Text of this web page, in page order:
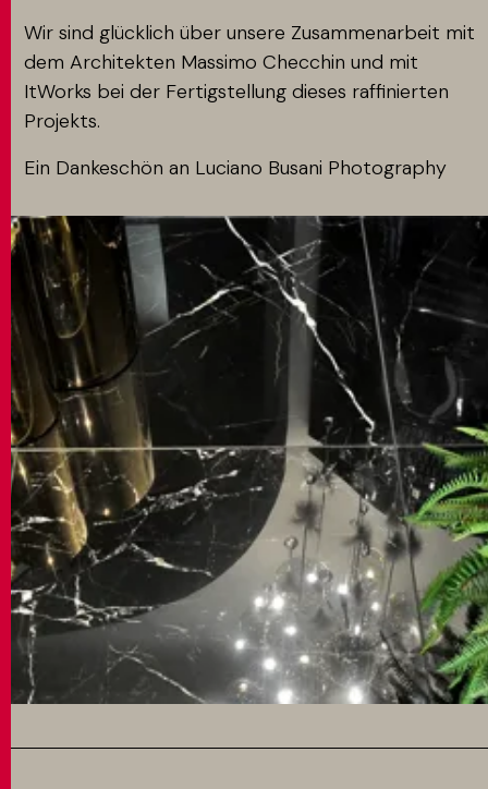
Wir sind glücklich über unsere Zusammenarbeit mit
dem Architekten Massimo Checchin und mit
ItWorks bei der Fertigstellung dieses raffinierten
Projekts.
Ein Dankeschön an Luciano Busani Photography